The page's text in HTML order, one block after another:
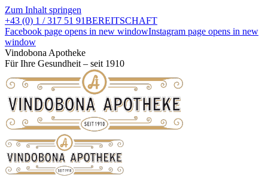
Zum Inhalt springen
+43 (0) 1 / 317 51 91BEREITSCHAFT
Facebook page opens in new windowInstagram page opens in new
window
Vindobona Apotheke
Für Ihre Gesundheit – seit 1910